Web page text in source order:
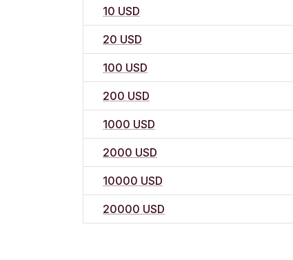
10 USD
20 USD
100 USD
200 USD
1000 USD
2000 USD
10000 USD
20000 USD